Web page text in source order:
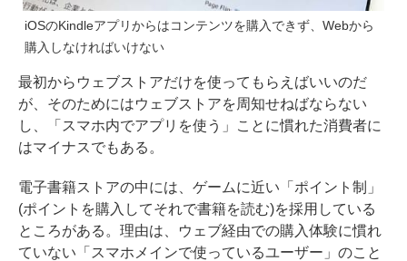
iOSのKindleアプリからはコンテンツを購入できず、Webから
購入しなければいけない
最初からウェブストアだけを使ってもらえばいいのだ
が、そのためにはウェブストアを周知せねばならない
し、「スマホ内でアプリを使う」ことに慣れた消費者に
はマイナスでもある。
電子書籍ストアの中には、ゲームに近い「ポイント制」
(ポイントを購入してそれで書籍を読む)を採用している
ところがある。理由は、ウェブ経由での購入体験に慣れ
ていない「スマホメインで使っているユーザー」のこと